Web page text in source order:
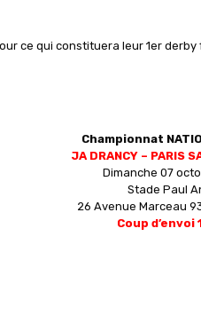
ce qui constituera leur 1er
Championnat
JA DRANCY – PARIS
Dimanche 07
Stade Paul
26 Avenue Marceau
Coup d’envoi